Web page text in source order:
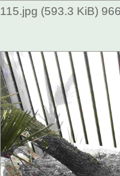
115.jpg (593.3 KiB)